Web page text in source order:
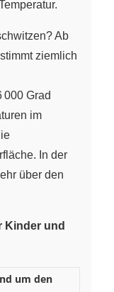
Ab
ziemlich
000 Grad
im
In der
über den
Kinder und
um den